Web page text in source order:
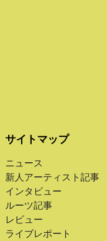
サイトマップ
ニュース
新人アーティスト記事
インタビュー
ルーツ記事
レビュー
ライブレポート